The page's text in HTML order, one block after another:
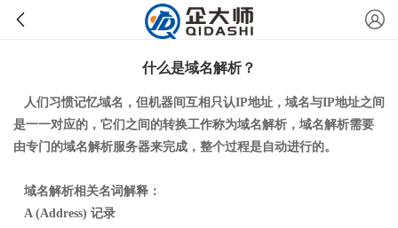
什么是域名解析？
人们习惯记忆域名，但机器间互相只认IP地址，域名与IP地址之间
是一一对应的，它们之间的转换工作称为域名解析，域名解析需要
由专门的域名解析服务器来完成，整个过程是自动进行的。
域名解析相关名词解释：
A (Address) 记录